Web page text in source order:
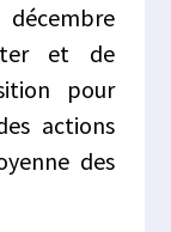
et de
pour
actions
des